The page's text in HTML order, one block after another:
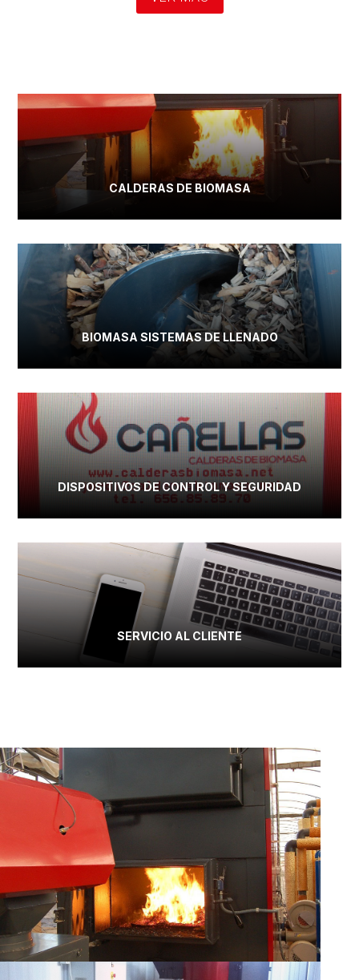
CALDERAS DE BIOMASA
BIOMASA SISTEMAS DE LLENADO
DISPOSITIVOS DE CONTROL Y SEGURIDAD
SERVICIO AL CLIENTE